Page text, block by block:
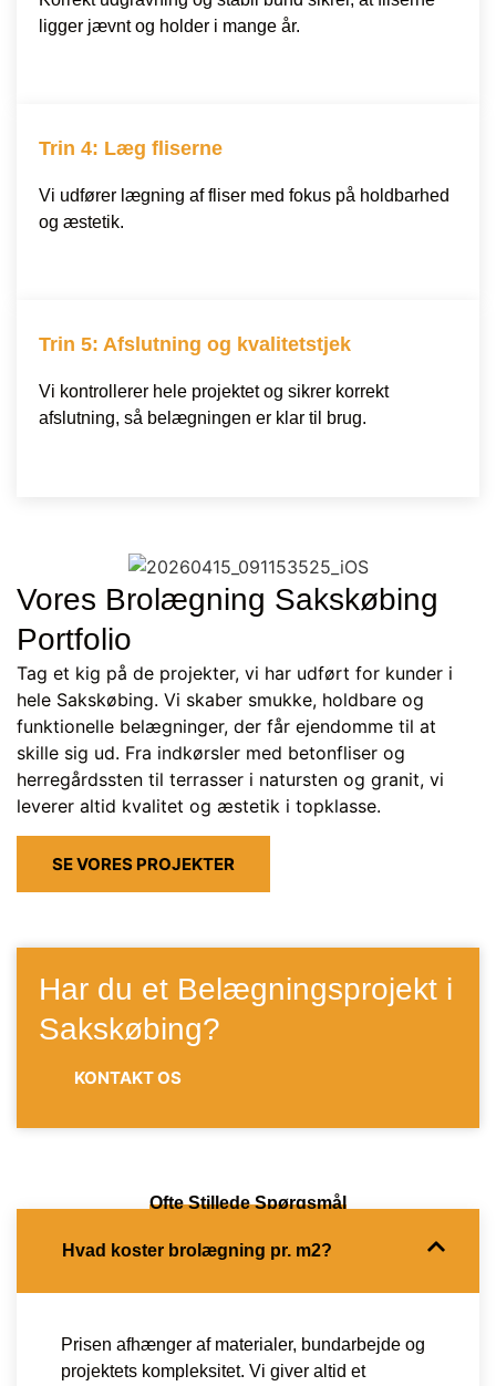
ligger jævnt og holder i mange år.
Trin 4: Læg fliserne
Vi udfører lægning af fliser med fokus på holdbarhed
og æstetik.
Trin 5: Afslutning og kvalitetstjek
Vi kontrollerer hele projektet og sikrer korrekt
afslutning, så belægningen er klar til brug.
Vores Brolægning Sakskøbing
Portfolio
Tag et kig på de projekter, vi har udført for kunder i
hele Sakskøbing. Vi skaber smukke, holdbare og
funktionelle belægninger, der får ejendomme til at
skille sig ud. Fra indkørsler med betonfliser og
herregårdssten til terrasser i natursten og granit, vi
leverer altid kvalitet og æstetik i topklasse.
SE VORES PROJEKTER
Har du et Belægningsprojekt i
Sakskøbing?
KONTAKT OS
Ofte Stillede Spørgsmål
Hvad koster brolægning pr. m2?
Prisen afhænger af materialer, bundarbejde og
projektets kompleksitet. Vi giver altid et